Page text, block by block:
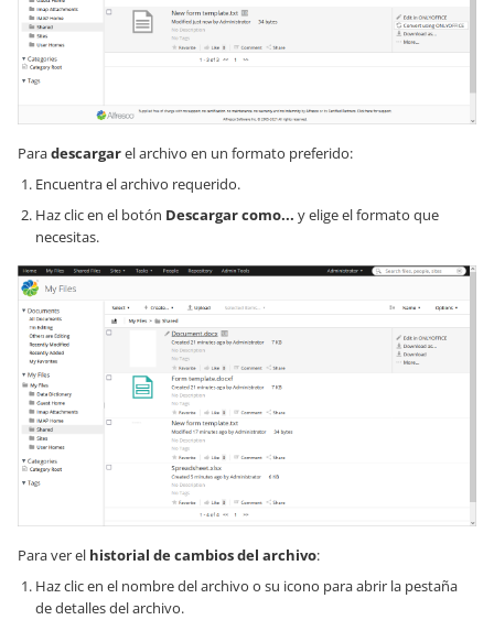
Paradescargarel archivo en un formato preferido:
Encuentra el archivo requerido.
Haz clic en el botón Descargar como... y elige el formato que
necesitas.
Para ver el historial de cambios del archivo:
Haz clic en el nombre del archivo o su icono para abrir la pestaña
de detalles del archivo.